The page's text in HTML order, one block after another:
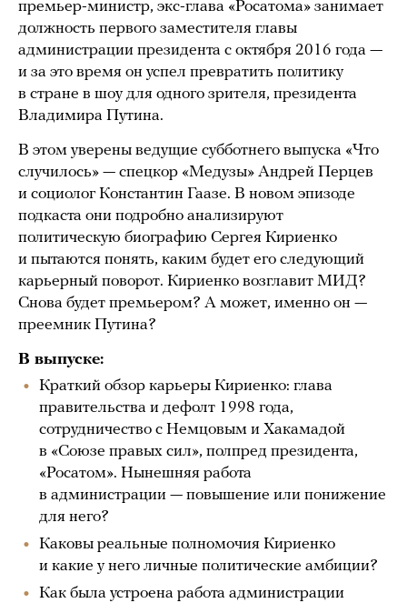
премьер-министр, экс-глава «Росатома» занимает
должность первого заместителя главы
администрации президента с октября 2016 года —
и за это время он успел превратить политику
в стране в шоу для одного зрителя, президента
Владимира Путина.
В этом уверены ведущие субботнего выпуска «Что
случилось» — спецкор «Медузы» Андрей Перцев
и социолог Константин Гаазе. В новом эпизоде
подкаста они подробно анализируют
политическую биографию Сергея Кириенко
и пытаются понять, каким будет его следующий
карьерный поворот. Кириенко возглавит МИД?
Снова будет премьером? А может, именно он —
преемник Путина?
В выпуске:
Краткий обзор карьеры Кириенко: глава
правительства и дефолт 1998 года,
сотрудничество с Немцовым и Хакамадой
в «Союзе правых сил», полпред президента,
«Росатом». Нынешняя работа
в администрации — повышение или понижение
для него?
Каковы реальные полномочия Кириенко
и какие у него личные политические амбиции?
Как была устроена работа администрации